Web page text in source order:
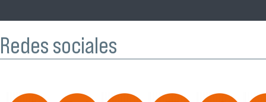
Redes sociales